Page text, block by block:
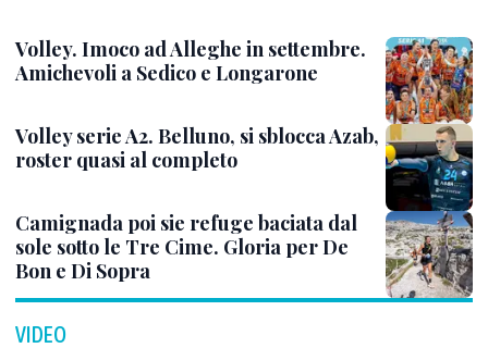
Volley. Imoco ad Alleghe in settembre.
Amichevoli a Sedico e Longarone
Volley serie A2. Belluno, si sblocca Azab,
roster quasi al completo
Camignada poi sie refuge baciata dal
sole sotto le Tre Cime. Gloria per De
Bon e Di Sopra
VIDEO